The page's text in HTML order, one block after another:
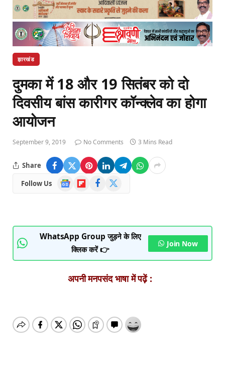
झारखंड
दुमका में 18 और 19 सितंबर को दो
दिवसीय बांस कारीगर कॉन्क्लेव का होगा
आयोजन
September 9, 2019 No Comments 3 Mins Read
Share
Follow Us
Google
News
FlipboardFacebook
WhatsApp Group जुड़ने के लिए
क्लिक करें 👉
Join Now
अपनी मनपसंद भाषा में पढ़ें :